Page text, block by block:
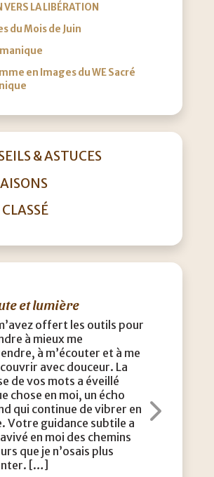
VERS LA LIBÉRATION
du Mois de Juin
en Images du WE Sacré
& ASTUCES
et lumière
offert les outils pour
à mieux me
à m’écouter et à me
avec douceur. La
de vos mots a éveillé
chose en moi, un écho
qui continue de vibrer en
Votre guidance subtile a
en moi des chemins
que je n’osais plus
[…]